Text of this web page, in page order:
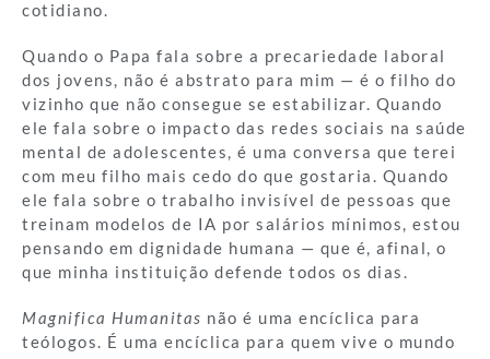
cotidiano.
Quando o Papa fala sobre a precariedade laboral
dos jovens, não é abstrato para mim — é o filho do
vizinho que não consegue se estabilizar. Quando
ele fala sobre o impacto das redes sociais na saúde
mental de adolescentes, é uma conversa que terei
com meu filho mais cedo do que gostaria. Quando
ele fala sobre o trabalho invisível de pessoas que
treinam modelos de IA por salários mínimos, estou
pensando em dignidade humana — que é, afinal, o
que minha instituição defende todos os dias.
Magnifica Humanitas não é uma encíclica para
teólogos. É uma encíclica para quem vive o mundo